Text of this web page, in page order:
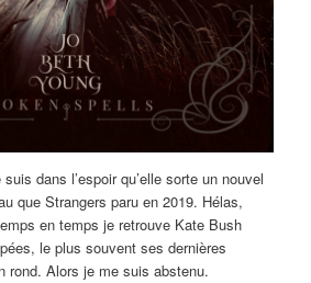
dans l’espoir qu’elle sorte un nouvel
que Strangers paru en 2019. Hélas,
en temps je retrouve Kate Bush
le plus souvent ses dernières
rond. Alors je me suis abstenu.